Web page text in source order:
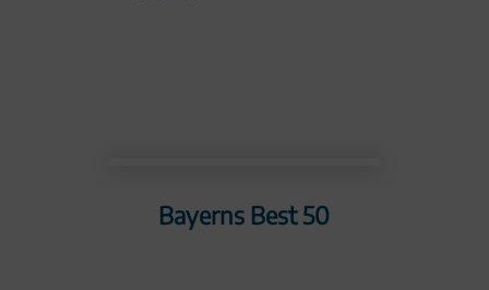
Bayerns Best 50